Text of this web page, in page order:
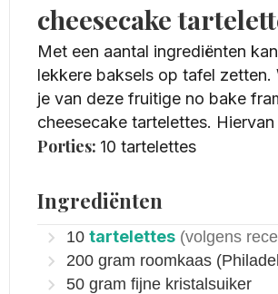
cheesecake
Met een aantal ingrediënten
lekkere baksels op tafel zetten.
je van deze fruitige no bake
cheesecake tartelettes.
Porties: 10 tartelettes
Ingrediënten
10 tartelettes (volgens
200 gram roomkaas
50 gram fijne kristalsuiker